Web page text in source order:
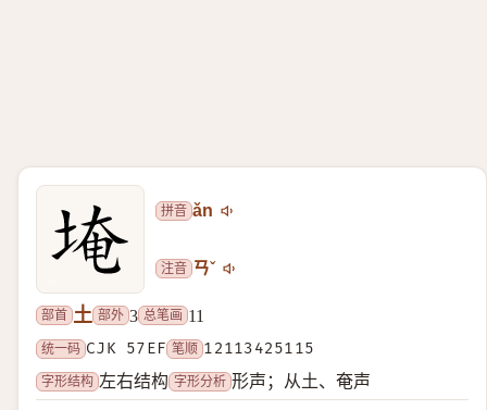
拼音 ǎn
注音 ㄢˇ
部首 土 部外 3 总笔画 11
统一码 CJK 57EF 笔顺 12113425115
字形结构 左右结构 字形分析 形声；从土、奄声